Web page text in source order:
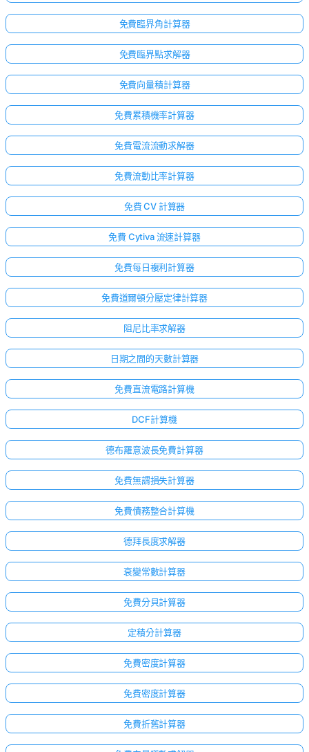
免費臨界角計算器
免費臨界點求解器
免費向量積計算器
免費累積機率計算器
免費電流流動求解器
免費流動比率計算器
免費 CV 計算器
免費 Cytiva 流速計算器
免費每日複利計算器
免費道爾頓分壓定律計算器
阻尼比率求解器
日期之間的天數計算器
免費直流電路計算機
DCF計算機
德布羅意波長免費計算器
免費無謂損失計算器
免費債務整合計算機
德拜長度求解器
衰變常數計算器
免費分貝計算器
定積分計算器
免費密度計算器
免費密度計算器
免費折舊計算器